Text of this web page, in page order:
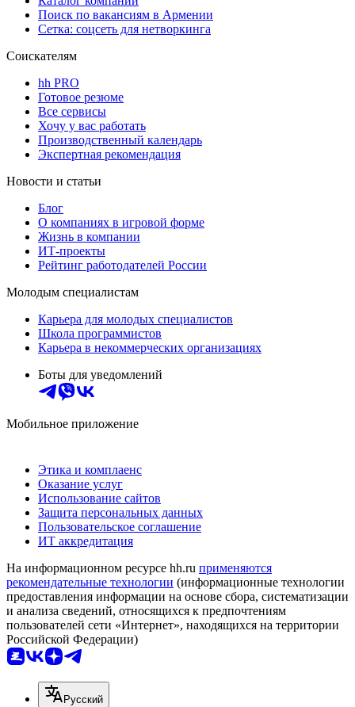
Поиск по вакансиям в Армении
Сетка: соцсеть для нетворкинга
Соискателям
hh PRO
Готовое резюме
Все сервисы
Хочу у вас работать
Производственный календарь
Экспертная рекомендация
Новости и статьи
Блог
О компаниях в игровой форме
Жизнь в компании
ИТ-проекты
Рейтинг работодателей России
Молодым специалистам
Карьера для молодых специалистов
Школа программистов
Карьера в некоммерческих организациях
Боты для уведомлений
Мобильное приложение
Этика и комплаенс
Оказание услуг
Использование сайтов
Защита персональных данных
Пользовательское соглашение
ИТ аккредитация
На информационном ресурсе hh.ru применяются
рекомендательные технологии (информационные технологии
предоставления информации на основе сбора, систематизации
и анализа сведений, относящихся к предпочтениям
пользователей сети «Интернет», находящихся на территории
Российской Федерации)
Русский